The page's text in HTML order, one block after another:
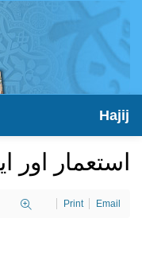
Hajij
استعمار اور
Print Email